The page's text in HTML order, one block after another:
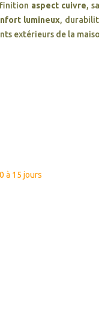
finition aspect cuivre,
lumineux,
extérieurs de la
à 15 jours